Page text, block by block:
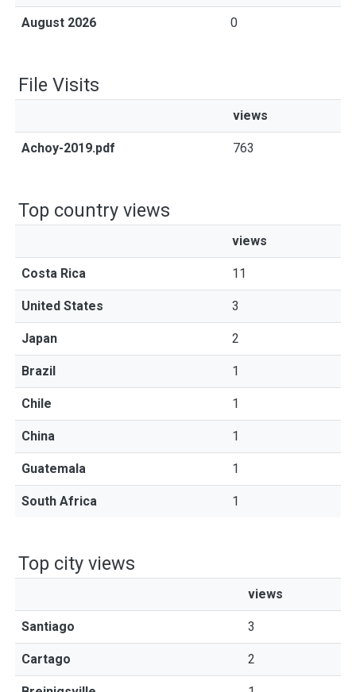
August 2026 0
File Visits
views
Achoy-2019.pdf 763
Top country views
views
Costa Rica 11
United States 3
Japan 2
Brazil 1
Chile 1
China 1
Guatemala 1
South Africa 1
Top city views
views
Santiago 3
Cartago 2